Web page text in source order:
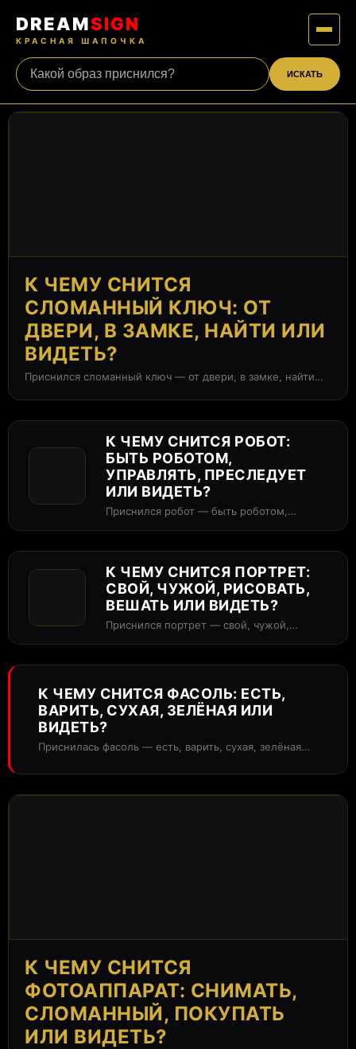
DREAMSIGN
КРАСНАЯ ШАПОЧКА
ИСКАТЬ
К ЧЕМУ СНИТСЯ
СЛОМАННЫЙ КЛЮЧ: ОТ
ДВЕРИ, В ЗАМКЕ, НАЙТИ ИЛИ
ВИДЕТЬ?
Приснился сломанный ключ — от двери, в замке, найти
К ЧЕМУ СНИТСЯ РОБОТ:
БЫТЬ РОБОТОМ,
УПРАВЛЯТЬ, ПРЕСЛЕДУЕТ
ИЛИ ВИДЕТЬ?
Приснился робот — быть роботом,
К ЧЕМУ СНИТСЯ ПОРТРЕТ:
СВОЙ, ЧУЖОЙ, РИСОВАТЬ,
ВЕШАТЬ ИЛИ ВИДЕТЬ?
Приснился портрет — свой, чужой,
К ЧЕМУ СНИТСЯ ФАСОЛЬ: ЕСТЬ,
ВАРИТЬ, СУХАЯ, ЗЕЛЁНАЯ ИЛИ
ВИДЕТЬ?
Приснилась фасоль — есть, варить, сухая, зелёная
К ЧЕМУ СНИТСЯ
ФОТОАППАРАТ: СНИМАТЬ,
СЛОМАННЫЙ, ПОКУПАТЬ
ИЛИ ВИДЕТЬ?